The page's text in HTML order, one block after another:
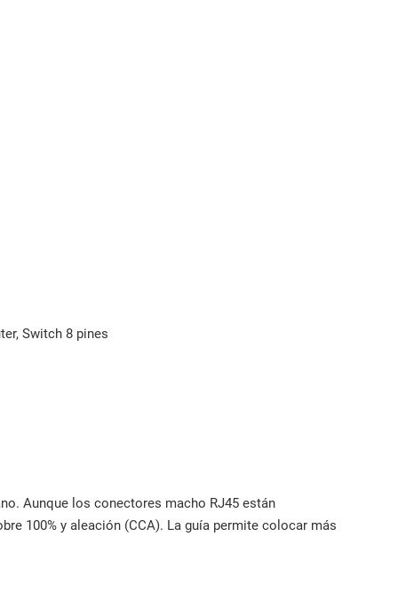
Switch 8 pines
Aunque los conectores macho RJ45 están
100% y aleación (CCA). La guía permite colocar más